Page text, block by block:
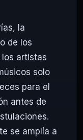
la
de los
artistas
solo
para el
antes de
se amplía a